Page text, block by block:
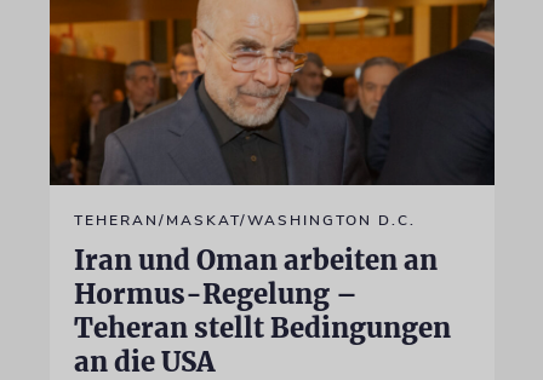
TEHERAN/MASKAT/WASHINGTON D.C.
Iran und Oman arbeiten an
Hormus-Regelung –
Teheran stellt Bedingungen
an die USA